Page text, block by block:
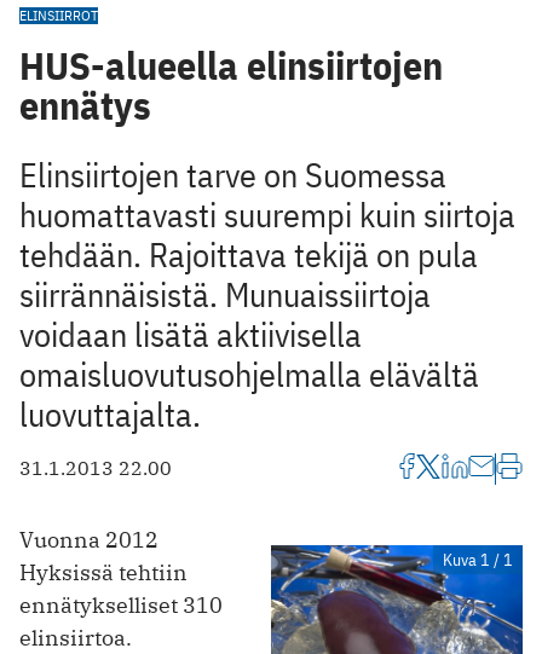
ELINSIIRROT
HUS-alueella elinsiirtojen
ennätys
Elinsiirtojen tarve on Suomessa
huomattavasti suurempi kuin siirtoja
tehdään. Rajoittava tekijä on pula
siirrännäisistä. Munuaissiirtoja
voidaan lisätä aktiivisella
omaisluovutusohjelmalla elävältä
luovuttajalta.
31.1.2013 22.00
Kuva 1 / 1
Vuonna 2012
Hyksissä tehtiin
ennätykselliset 310
elinsiirtoa.